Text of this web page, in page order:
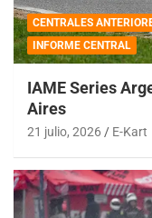
CENTRALES
INFORME CENTRAL
IAME Series
Aires
21 julio, 2026 E-Kart